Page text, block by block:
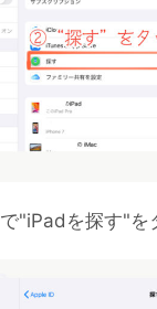
"iPadを探す"を